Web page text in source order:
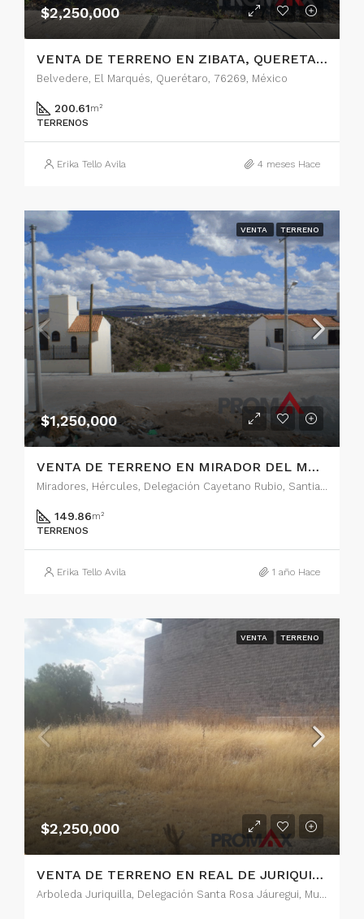
$2,250,000
VENTA DE TERRENO EN ZIBATA, QUERETARO
Belvedere, El Marqués, Querétaro, 76269, México
200.61m²
TERRENOS
Erika Tello Avila 4 meses Hace
VENTA TERRENO
$1,250,000
VENTA DE TERRENO EN MIRADOR DEL MARQUES
Miradores, Hércules, Delegación Cayetano Rubio, Santiago de Querétaro, Municipio de Querétaro, Querétaro, 76069, México
149.86m²
TERRENOS
Erika Tello Avila 1 año Hace
VENTA TERRENO
$2,250,000
VENTA DE TERRENO EN REAL DE JURIQUILLA
Arboleda Juriquilla, Delegación Santa Rosa Jáuregui, Municipio de Querétaro, Querétaro, 76226, México